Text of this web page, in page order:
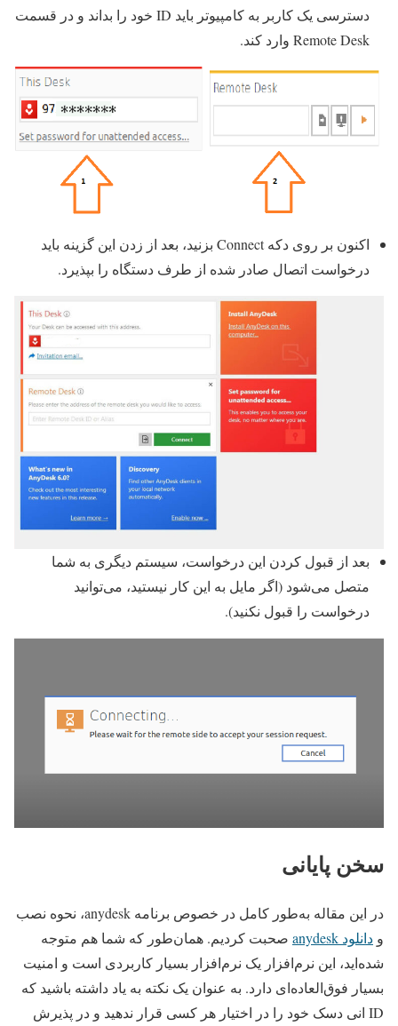
دسترسی یک کاربر به کامپیوتر باید ID خود را بداند و در قسمت
Remote Desk وارد کند.
اکنون بر روی دکه Connect بزنید، بعد از زدن این گزینه باید
درخواست اتصال صادر شده از طرف دستگاه را بپذیرد.
بعد از قبول کردن این درخواست، سیستم دیگری به شما
متصل می‌شود (اگر مایل به این کار نیستید، می‌توانید
درخواست را قبول نکنید).
سخن پایانی
در این مقاله به‌طور کامل در خصوص برنامه anydesk، نحوه نصب
و دانلود anydesk
صحبت کردیم. همان‌طور که شما هم متوجه
شده‌اید، این نرم‌افزار یک نرم‌افزار بسیار کاربردی است و امنیت
بسیار فوق‌العاده‌ای دارد. به عنوان یک نکته به یاد داشته باشید که
ID انی دسک خود را در اختیار هر کسی قرار ندهید و در پذیرش